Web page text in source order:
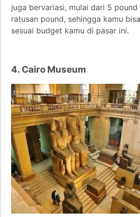
juga bervariasi, mulai dari 5 pound
ratusan pound, sehingga kamu
sesuai budget kamu di pasar ini.
4. Cairo Museum